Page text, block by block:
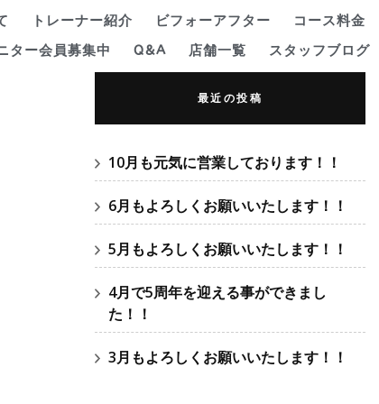
トレーナー紹介 ビフォーアフター
コース料金
ター会員募集中 Q&A 店舗一覧 スタッフブログ
最近の投稿
10月も元気に営業しております！！
6月もよろしくお願いいたします！！
5月もよろしくお願いいたします！！
4月で5周年を迎える事ができまし
た！！
3月もよろしくお願いいたします！！